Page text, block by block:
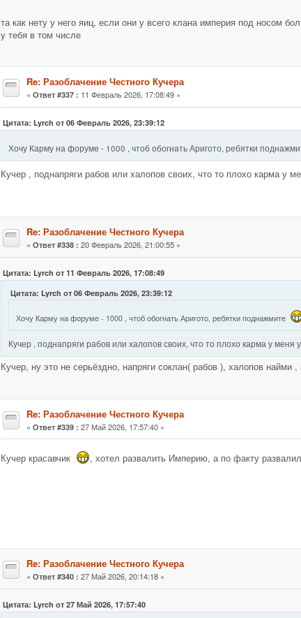
та как нету у него яиц, если они у всего клана империя под носом
у тебя в том числе
Re: Разоблачение Честного Кучера
« Ответ #337 : 11 Февраль 2026, 17:08:49 »
Цитата: Lyrch от 06 Февраль 2026, 23:39:12
Хочу Карму на форуме - 1000 , чтоб обогнать Аригото, ребятки
Кучер , поднапряги рабов или халопов своих, что то плохо карма у
Re: Разоблачение Честного Кучера
« Ответ #338 : 20 Февраль 2026, 21:00:55 »
Цитата: Lyrch от 11 Февраль 2026, 17:08:49
Цитата: Lyrch от 06 Февраль 2026, 23:39:12
Хочу Карму на форуме - 1000 , чтоб обогнать Аригото, ребятки поднажмите
Кучер , поднапряги рабов или халопов своих, что то плохо карма у меня
Кучер, ну это не серьёздно, напряги соклан( рабов ), халопов найми
Re: Разоблачение Честного Кучера
« Ответ #339 : 27 Май 2026, 17:57:40 »
Кучер красавчик , хотел развалить Империю, а по факту
Re: Разоблачение Честного Кучера
« Ответ #340 : 27 Май 2026, 20:14:18 »
Цитата: Lyrch от 27 Май 2026, 17:57:40